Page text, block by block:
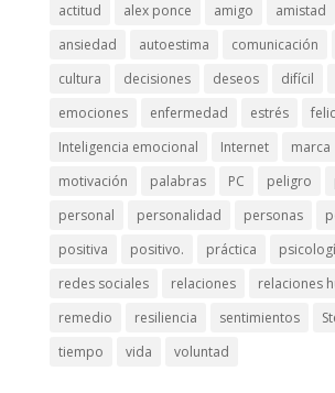
actitud alex ponce amigo amistad
ansiedad
autoestima comunicación
cultura
decisiones deseos difícil
emociones
enfermedad estrés
Inteligencia emocional
Internet marca
motivación
palabras PC peligro
personal
personalidad personas
positiva
positivo. práctica
redes sociales
relaciones
relaciones
remedio
resiliencia sentimientos
tiempo
vida voluntad